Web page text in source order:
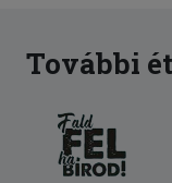
További